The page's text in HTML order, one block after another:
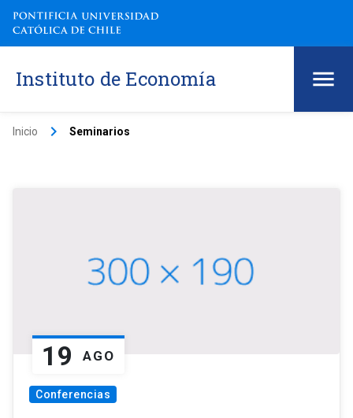
Instituto de Economía
Inicio keyboard_arrow_right Seminarios
19 AGO
Conferencias